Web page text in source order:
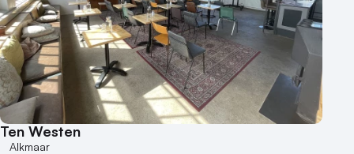
Ten Westen
Alkmaar